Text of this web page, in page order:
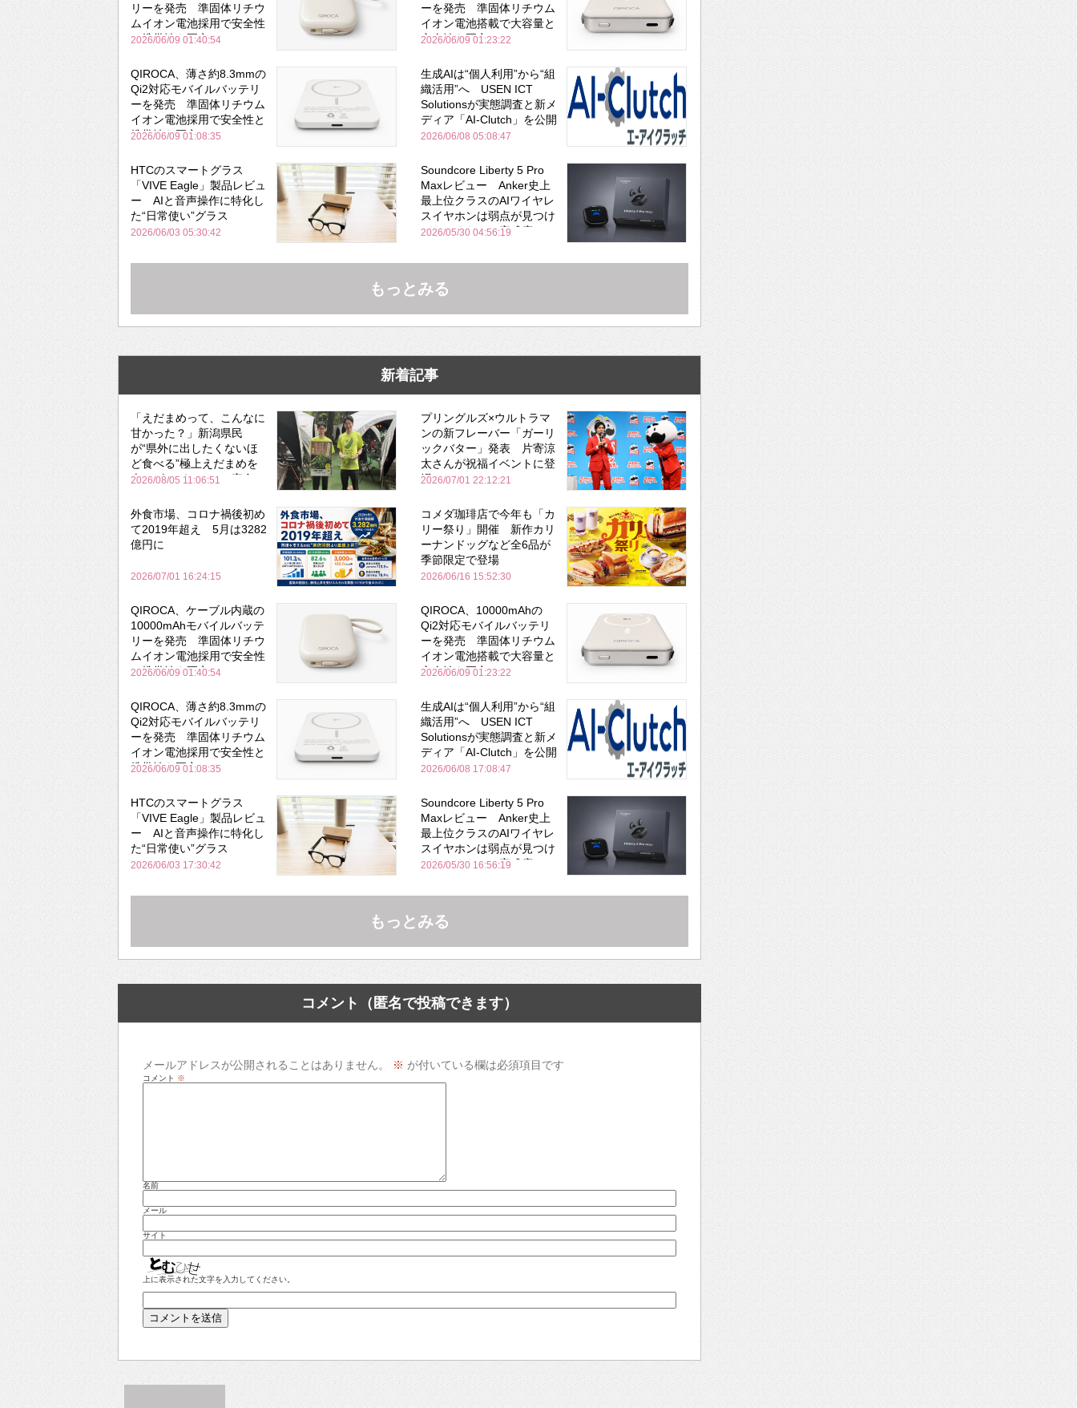
リーを発売 準固体リチウ
ムイオン電池採用で安全性
と携帯性を両立
2026/06/09 01:40:54
ーを発売 準固体リチウム
イオン電池搭載で大容量と
安全性を両立
2026/06/09 01:23:22
QIROCA、薄さ約8.3mmの
Qi2対応モバイルバッテリ
ーを発売 準固体リチウム
イオン電池採用で安全性と
携帯性を両立
2026/06/09 01:08:35
生成AIは“個人利用”から“組
織活用”へ USEN ICT
Solutionsが実態調査と新メ
ディア「AI-Clutch」を公開
2026/06/08 05:08:47
HTCのスマートグラス
「VIVE Eagle」製品レビュ
ー AIと音声操作に特化し
た“日常使い”グラス
2026/06/03 05:30:42
Soundcore Liberty 5 Pro
Maxレビュー Anker史上
最上位クラスのAIワイヤレ
スイヤホンは弱点が見つけ
づらいくらいの完成度にび
Bose並み
2026/05/30 04:56:19
もっとみる
新着記事
「えだまめって、こんなに
甘かった？」新潟県民
が“県外に出したくないほ
ど食べる”極上えだまめを
森のビアガーデンで実食
2026/08/05 11:06:51
プリングルズ×ウルトラマ
ンの新フレーバー「ガーリ
ックバター」発表 片寄涼
太さんが祝福イベントに登
場
2026/07/01 22:12:21
外食市場、コロナ禍後初め
て2019年超え 5月は3282
億円に
2026/07/01 16:24:15
コメダ珈琲店で今年も「カ
リー祭り」開催 新作カリ
ーナンドッグなど全6品が
季節限定で登場
2026/06/16 15:52:30
QIROCA、ケーブル内蔵の
10000mAhモバイルバッテ
リーを発売 準固体リチウ
ムイオン電池採用で安全性
と携帯性を両立
2026/06/09 01:40:54
QIROCA、10000mAhの
Qi2対応モバイルバッテリ
ーを発売 準固体リチウム
イオン電池搭載で大容量と
安全性を両立
2026/06/09 01:23:22
QIROCA、薄さ約8.3mmの
Qi2対応モバイルバッテリ
ーを発売 準固体リチウム
イオン電池採用で安全性と
携帯性を両立
2026/06/09 01:08:35
生成AIは“個人利用”から“組
織活用”へ USEN ICT
Solutionsが実態調査と新メ
ディア「AI-Clutch」を公開
2026/06/08 17:08:47
HTCのスマートグラス
「VIVE Eagle」製品レビュ
ー AIと音声操作に特化し
た“日常使い”グラス
2026/06/03 17:30:42
Soundcore Liberty 5 Pro
Maxレビュー Anker史上
最上位クラスのAIワイヤレ
スイヤホンは弱点が見つけ
づらいくらいの完成度にび
Bose並み
2026/05/30 16:56:19
もっとみる
コメント（匿名で投稿できます）
メールアドレスが公開されることはありません。 ※ が付いている欄は必須項目です
コメント ※
名前
メール
サイト
上に表示された文字を入力してください。